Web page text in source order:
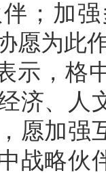
；加
愿为此
示，格
济、人
愿加强
战略伙